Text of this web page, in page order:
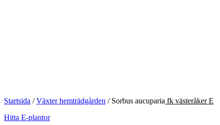
Startsida /Växter hemträdgården / Sorbus aucuparia fk västeråker E
Hitta E-plantor